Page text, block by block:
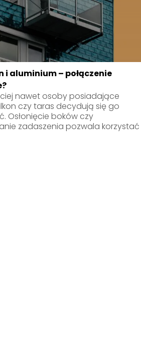
i aluminium – połączenie
nawet osoby posiadające
czy taras decydują się go
Osłonięcie boków czy
zadaszenia pozwala korzystać